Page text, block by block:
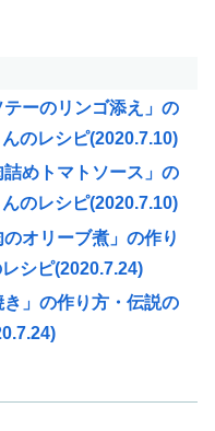
テーのリンゴ添え」の
のレシピ(2020.7.10)
詰めトマトソース」の
のレシピ(2020.7.10)
オリーブ煮」の作り
シピ(2020.7.24)
き」の作り方・伝説の